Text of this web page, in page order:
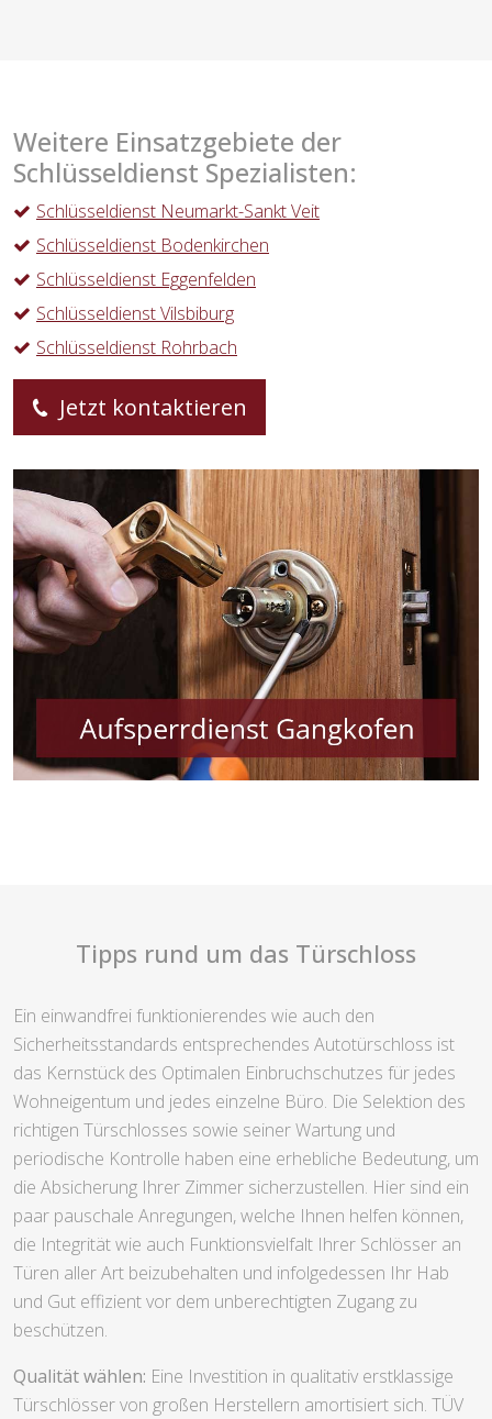
Weitere Einsatzgebiete der
Schlüsseldienst Spezialisten:
Schlüsseldienst Neumarkt-Sankt Veit
Schlüsseldienst Bodenkirchen
Schlüsseldienst Eggenfelden
Schlüsseldienst Vilsbiburg
Schlüsseldienst Rohrbach
Jetzt kontaktieren
Tipps rund um das Türschloss
Ein einwandfrei funktionierendes wie auch den
Sicherheitsstandards entsprechendes Autotürschloss ist
das Kernstück des Optimalen Einbruchschutzes für jedes
Wohneigentum und jedes einzelne Büro. Die Selektion des
richtigen Türschlosses sowie seiner Wartung und
periodische Kontrolle haben eine erhebliche Bedeutung, um
die Absicherung Ihrer Zimmer sicherzustellen. Hier sind ein
paar pauschale Anregungen, welche Ihnen helfen können,
die Integrität wie auch Funktionsvielfalt Ihrer Schlösser an
Türen aller Art beizubehalten und infolgedessen Ihr Hab
und Gut effizient vor dem unberechtigten Zugang zu
beschützen.
Qualität wählen: Eine Investition in qualitativ erstklassige
Türschlösser von großen Herstellern amortisiert sich. TÜV